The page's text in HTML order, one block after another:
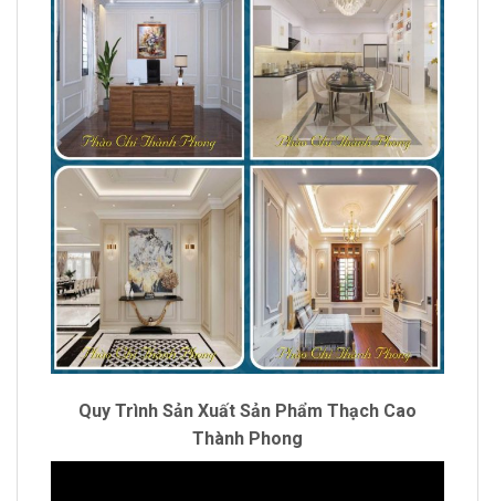
Quy Trình Sản Xuất Sản Phẩm Thạch Cao
Thành Phong